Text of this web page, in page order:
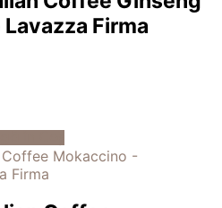
Firma